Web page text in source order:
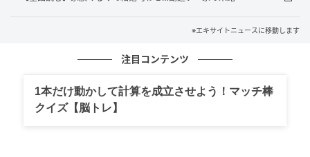
エキサイトニュース
他の人とも付き合うって…!?
※エキサイトニュースに移動します
注目コンテンツ
1本だけ動かして計算を成立させよう！マッチ棒
クイズ【脳トレ】